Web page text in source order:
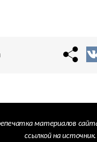
материалов
ссылкой на источник.